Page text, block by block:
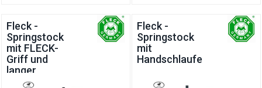
Fleck -
Springstock
mit FLECK-
Griff und
langer
Klatsche
Fleck -
Springstock
mit
Handschlaufe